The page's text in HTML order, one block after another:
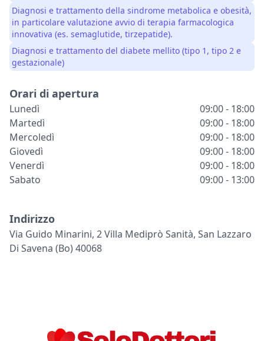
Diagnosi e trattamento della sindrome metabolica e obesità,
in particolare valutazione avvio di terapia farmacologica
innovativa (es. semaglutide, tirzepatide).
Diagnosi e trattamento del diabete mellito (tipo 1, tipo 2 e
gestazionale)
Orari di apertura
Lunedì
09:00 - 18:00
Martedì
09:00 - 18:00
Mercoledì
09:00 - 18:00
Giovedì
09:00 - 18:00
Venerdì
09:00 - 18:00
Sabato
09:00 - 13:00
Indirizzo
Via Guido Minarini, 2 Villa Mediprò Sanità, San Lazzaro
Di Savena (bo) 40068